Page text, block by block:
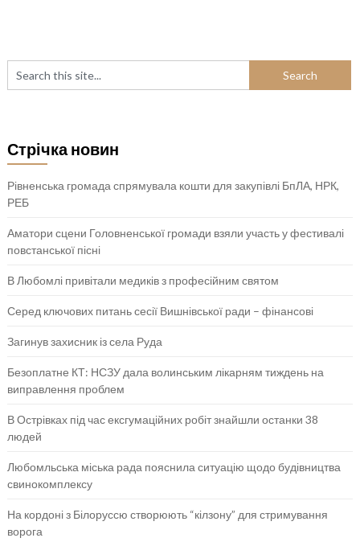
Стрічка новин
Рівненська громада спрямувала кошти для закупівлі БпЛА, НРК,
РЕБ
Аматори сцени Головненської громади взяли участь у фестивалі
повстанської пісні
В Любомлі привітали медиків з професійним святом
Серед ключових питань сесії Вишнівської ради – фінансові
Загинув захисник із села Руда
Безоплатне КТ: НСЗУ дала волинським лікарням тиждень на
виправлення проблем
В Острівках під час ексгумаційних робіт знайшли останки 38
людей
Любомльська міська рада пояснила ситуацію щодо будівництва
свинокомплексу
На кордоні з Білоруссю створюють “кілзону” для стримування
ворога